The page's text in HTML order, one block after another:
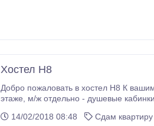
Хостел Н8
Добро пожаловать в хостел Н8 К вашим услугам: -просторная и оборудованная кухня -комната отдыха - по 2 санузла на каждом
этаже, м/ж отдельно - душевые кабинки (8 шт) м-ж отдельно - все комнаты оснащены кондиционерами -отдельные шкафы с
14/02/2018 08:48
Сдам квартиру